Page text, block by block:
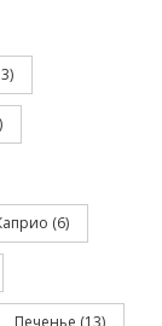
(6)